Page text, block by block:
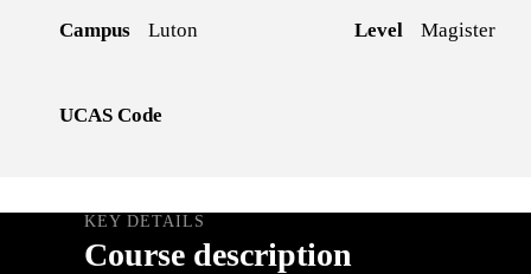
Campus Luton Level Magister
UCAS Code
KEY DETAILS
Course description